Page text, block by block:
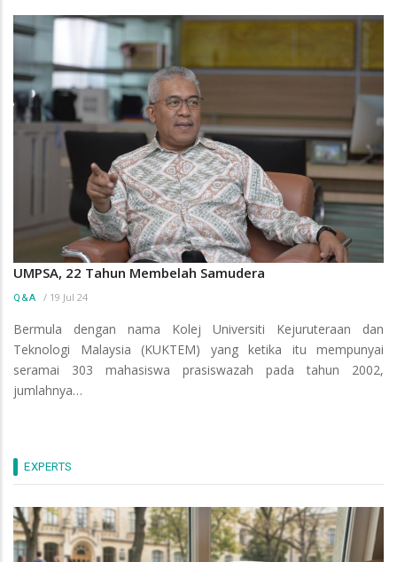
UMPSA, 22 Tahun Membelah Samudera
Q&A / 19 Jul 24
Bermula dengan nama Kolej Universiti Kejuruteraan dan
Teknologi Malaysia (KUKTEM) yang ketika itu mempunyai
seramai 303 mahasiswa prasiswazah pada tahun 2002,
jumlahnya…
EXPERTS